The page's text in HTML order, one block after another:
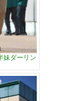
妹ダーリン